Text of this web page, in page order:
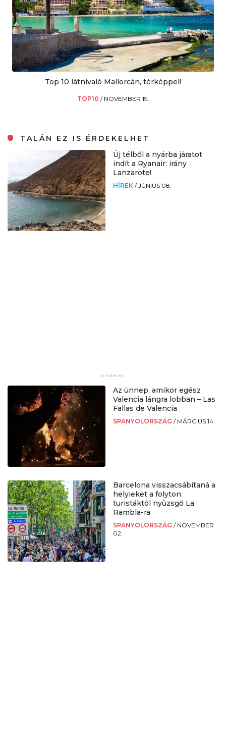
Top 10 látnivaló Mallorcán, térképpel!
TOP10 / NOVEMBER 19.
TALÁN EZ IS ÉRDEKELHET
Új télből a nyárba járatot
indít a Ryanair: irány
Lanzarote!
HÍREK /JÚNIUS 08.
Az ünnep, amikor egész
Valencia lángra lobban – Las
Fallas de Valencia
SPANYOLORSZÁG / MÁRCIUS 14.
Barcelona visszacsábítaná a
helyieket a folyton
turistáktól nyüzsgő La
Rambla-ra
SPANYOLORSZÁG / NOVEMBER
02.